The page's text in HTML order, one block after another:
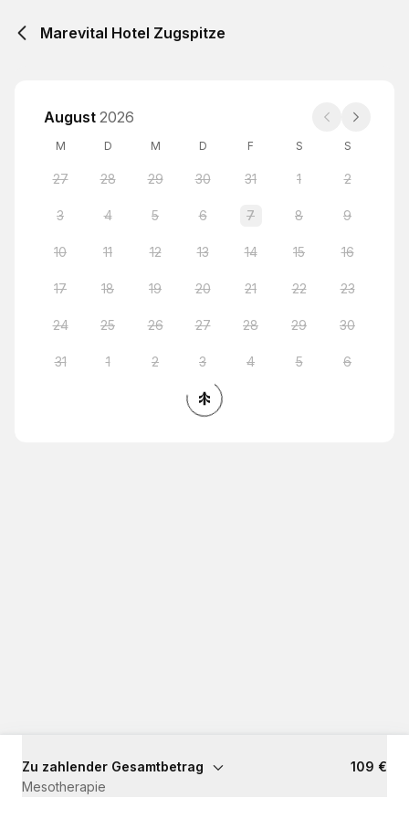
Marevital Hotel Zugspitze
August 2026
M D M D F S S
27 28 29 30 31 1 2
3 4 5 6 7 8 9
10 11 12 13 14 15 16
17 18 19 20 21 22 23
24 25 26 27 28 29 30
31 1 2 3 4 5 6
Zu zahlender Gesamtbetrag
109 €
Mesotherapie